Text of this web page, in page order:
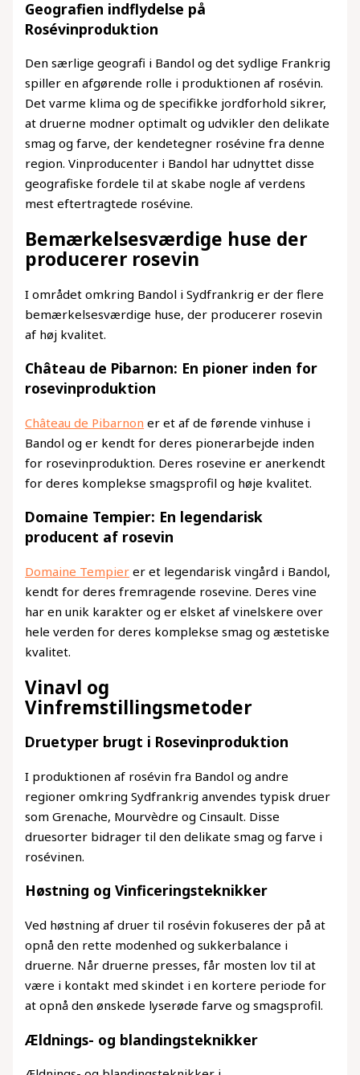
Geografien indflydelse på
Rosévinproduktion
Den særlige geografi i Bandol og det sydlige Frankrig
spiller en afgørende rolle i produktionen af rosévin.
Det varme klima og de specifikke jordforhold sikrer,
at druerne modner optimalt og udvikler den delikate
smag og farve, der kendetegner rosévine fra denne
region. Vinproducenter i Bandol har udnyttet disse
geografiske fordele til at skabe nogle af verdens
mest eftertragtede rosévine.
Bemærkelsesværdige huse der
producerer rosevin
I området omkring Bandol i Sydfrankrig er der flere
bemærkelsesværdige huse, der producerer rosevin
af høj kvalitet.
Château de Pibarnon: En pioner inden for
rosevinproduktion
Château de Pibarnon er et af de førende vinhuse i
Bandol og er kendt for deres pionerarbejde inden
for rosevinproduktion. Deres rosevine er anerkendt
for deres komplekse smagsprofil og høje kvalitet.
Domaine Tempier: En legendarisk
producent af rosevin
Domaine Tempier er et legendarisk vingård i Bandol,
kendt for deres fremragende rosevine. Deres vine
har en unik karakter og er elsket af vinelskere over
hele verden for deres komplekse smag og æstetiske
kvalitet.
Vinavl og
Vinfremstillingsmetoder
Druetyper brugt i Rosevinproduktion
I produktionen af rosévin fra Bandol og andre
regioner omkring Sydfrankrig anvendes typisk druer
som Grenache, Mourvèdre og Cinsault. Disse
druesorter bidrager til den delikate smag og farve i
rosévinen.
Høstning og Vinficeringsteknikker
Ved høstning af druer til rosévin fokuseres der på at
opnå den rette modenhed og sukkerbalance i
druerne. Når druerne presses, får mosten lov til at
være i kontakt med skindet i en kortere periode for
at opnå den ønskede lyserøde farve og smagsprofil.
Ældnings- og blandingsteknikker